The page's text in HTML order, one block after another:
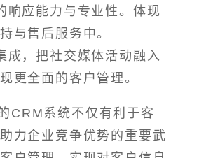
响应能力与专业性。体现
与售后服务中。
成，把社交媒体活动融入
更全面的客户管理。
CRM系统不仅有利于客
力企业竞争优势的重要武